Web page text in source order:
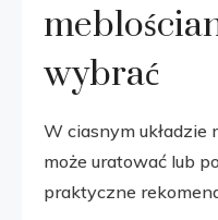
wybrać
W ciasnym układzie
może uratować lub
praktyczne